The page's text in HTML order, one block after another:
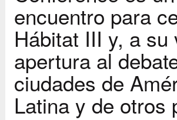
encuentro para
Hábitat III y, a su
apertura al
ciudades de
Latina y de otros